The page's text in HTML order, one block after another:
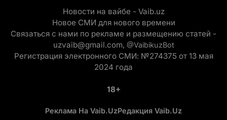
Новости на вайбе - Vaib.uz
Новое СМИ для нового времени
Связаться с нами по рекламе и размещению статей -
uzvaib@gmail.com, @VaibikuzBot
Регистрация электронного СМИ: №274375 от 13 мая
2024 года
18+
Реклама На Vaib.uzРедакция Vaib.uz